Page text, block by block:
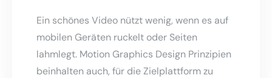
Ein schönes Video nützt wenig, wenn es auf
mobilen Geräten ruckelt oder Seiten
lahmlegt. Motion Graphics Design Prinzipien
beinhalten auch, für die Zielplattform zu